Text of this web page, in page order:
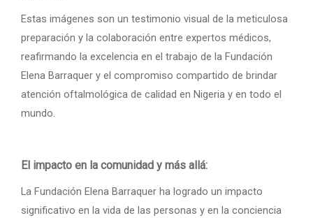
Estas imágenes son un testimonio visual de la meticulosa
preparación y la colaboración entre expertos médicos,
reafirmando la excelencia en el trabajo de la Fundación
Elena Barraquer y el compromiso compartido de brindar
atención oftalmológica de calidad en Nigeria y en todo el
mundo.
El impacto en la comunidad y más allá:
La Fundación Elena Barraquer ha logrado un impacto
significativo en la vida de las personas y en la conciencia